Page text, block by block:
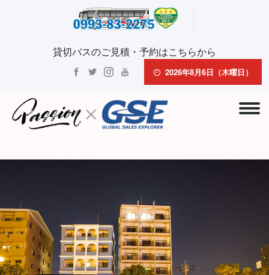
貸切バスのご見積・予約はこちらから
2026年8月6日（木曜日）